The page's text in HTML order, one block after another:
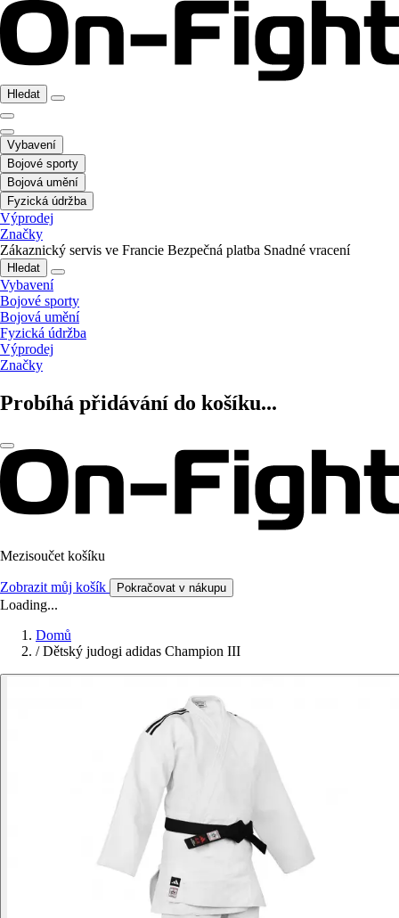
Hledat
Vybavení
Bojové sporty
Bojová umění
Fyzická údržba
Výprodej
Značky
Zákaznický servis ve Francie Bezpečná platba Snadné vracení
Hledat
Vybavení
Bojové sporty
Bojová umění
Fyzická údržba
Výprodej
Značky
Probíhá přidávání do košíku...
Mezisoučet košíku
Zobrazit můj košík Pokračovat v nákupu
Loading...
Domů
/ Dětský judogi adidas Champion III